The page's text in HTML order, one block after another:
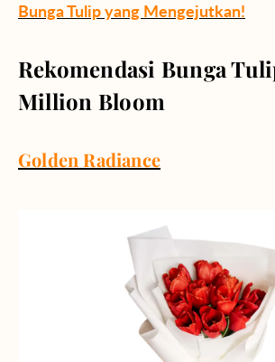
Bunga Tulip yang Mengejutkan!
Rekomendasi Bunga
Million Bloom
Golden Radiance